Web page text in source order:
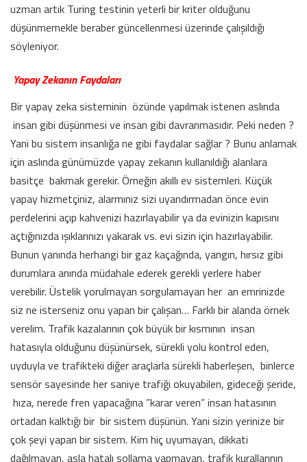
uzman artık Turing testinin yeterli bir kriter olduğunu
düşünmemekle beraber güncellenmesi üzerinde çalışıldığı
söyleniyor.
Yapay Zekanın Faydaları
Bir yapay zeka sisteminin özünde yapılmak istenen aslında
insan gibi düşünmesi ve insan gibi davranmasıdır. Peki neden ?
Yani bu sistem insanlığa ne gibi faydalar sağlar ? Bunu anlamak
için aslında günümüzde yapay zekanın kullanıldığı alanlara
basitçe bakmak gerekir. Örneğin akıllı ev sistemleri. Küçük
yapay hizmetçiniz, alarmınız sizi uyandırmadan önce evin
perdelerini açıp kahvenizi hazırlayabilir ya da evinizin kapısını
açtığınızda ışıklarınızı yakarak vs. evi sizin için hazırlayabilir.
Bunun yanında herhangi bir gaz kaçağında, yangın, hırsız gibi
durumlara anında müdahale ederek gerekli yerlere haber
verebilir. Üstelik yorulmayan sorgulamayan her an emrinizde
siz ne isterseniz onu yapan bir çalışan… Farklı bir alanda örnek
verelim. Trafik kazalarının çok büyük bir kısmının insan
hatasıyla olduğunu düşünürsek, sürekli yolu kontrol eden,
uyduyla ve trafikteki diğer araçlarla sürekli haberleşen, binlerce
sensör sayesinde her saniye trafiği okuyabilen, gideceği şeride,
hıza, nerede fren yapacağına ”karar veren” insan hatasının
ortadan kalktığı bir bir sistem düşünün. Yani sizin yerinize bir
çok şeyi yapan bir sistem. Kim hiç uyumayan, dikkati
dağılmayan, asla hatalı sollama yapmayan, trafik kurallarının